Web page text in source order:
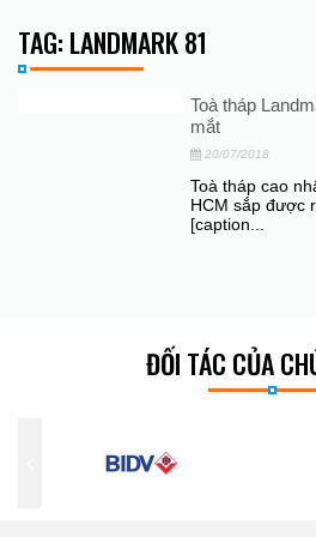
TAG: LANDMARK 81
Toà tháp
mắt
20/07/2018
Toà tháp cao
HCM sắp được
[caption...
ĐỐI TÁC CỦA